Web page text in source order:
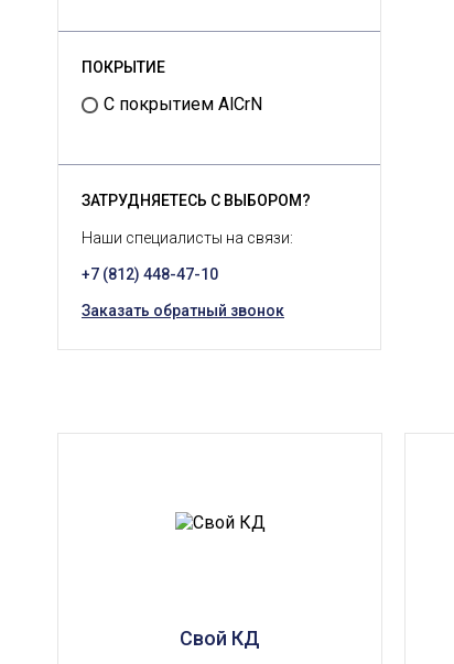
ПОКРЫТИЕ
С покрытием AlCrN
ЗАТРУДНЯЕТЕСЬ С ВЫБОРОМ?
Наши специалисты на связи:
+7 (812) 448-47-10
Заказать обратный звонок
Свой КД